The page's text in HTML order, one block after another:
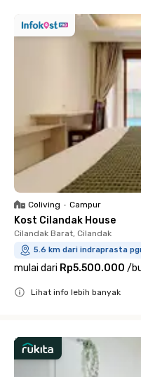
Coliving • Campur
Kost Cilandak House
Cilandak Barat, Cilandak
5.6 km dari indraprasta
mulai dari Rp5.500.000 /
Lihat info lebih banyak